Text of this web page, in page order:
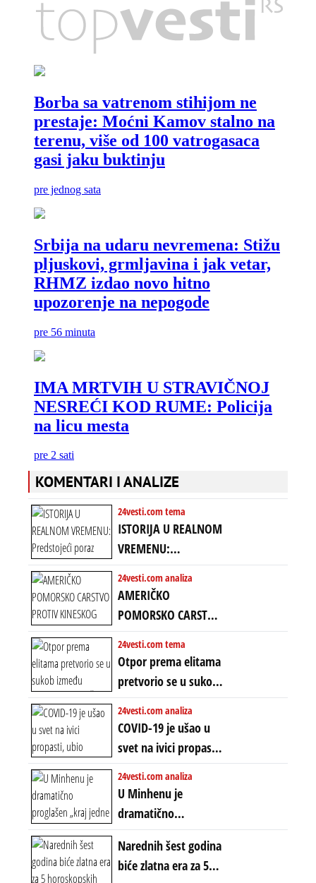
KOMENTARI I ANALIZE
24vesti.com tema
ISTORIJA U REALNOM
VREMENU:
Predstojeći poraz
Amerike u Iranu
uvodi eru
energetskog haosa,
finansijskih
previranja i kolapsa
starog poretka
24vesti.com analiza
AMERIČKO
POMORSKO CARSTVO
PROTIV KINESKOG
KOPNENOG SVETA:
Rat u Iranu je rat za
globalne preferencije
24vesti.com tema
Otpor prema elitama
pretvorio se u sukob
između običnih ljudi:
ZAŠTO SE DEŠAVA
EKSTREMNA
POLARIZACIJA?
24vesti.com analiza
COVID-19 je ušao u
svet na ivici propasti,
ubio milione, ali je
spasao sistem
24vesti.com analiza
U Minhenu je
dramatično
proglašen „kraj jedne
ere“, ali sa
dvostrukom
Narednih šest godina
biće zlatna era za 5